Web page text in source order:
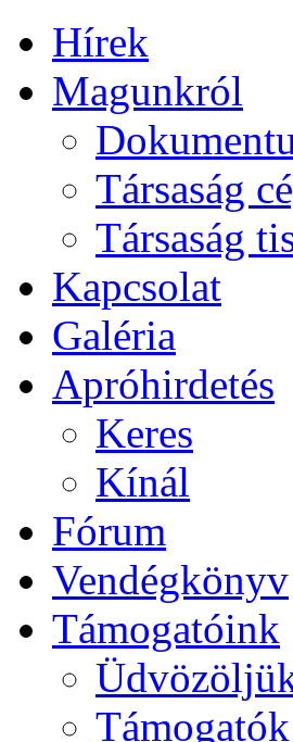
Hírek
Magunkról
Társaság
Társaság
Kapcsolat
Galéria
Apróhirdetés
Keres
Kínál
Fórum
Vendégkönyv
Támogatóink